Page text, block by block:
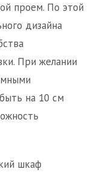
проем. По этой
дизайна
При желании
на 10 см
шкаф